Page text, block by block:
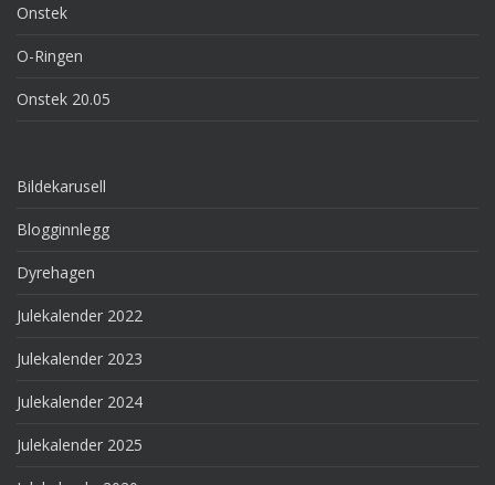
Onstek
O-Ringen
Onstek 20.05
Bildekarusell
Blogginnlegg
Dyrehagen
Julekalender 2022
Julekalender 2023
Julekalender 2024
Julekalender 2025